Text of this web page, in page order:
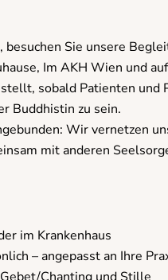
besuchen Sie unsere
Im AKH Wien und
sobald Patienten und
Buddhistin zu sein.
Wir vernetzen
mit anderen
im Krankenhaus
– angepasst an Ihre